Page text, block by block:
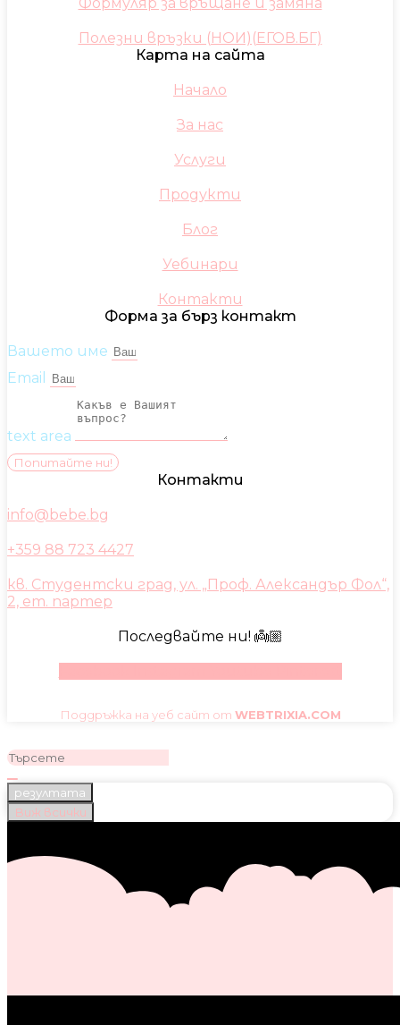
Формуляр за връщане и замяна
Полезни връзки (НОИ)(ЕГОВ.БГ)
Карта на сайта
Начало
За нас
Услуги
Продукти
Блог
Уебинари
Контакти
Форма за бърз контакт
Вашето име
Email
text area
Попитайте ни!
Контакти
info@bebe.bg
+359 88 723 4427
кв. Студентски град, ул. „Проф. Александър Фол“,
2, ет. партер
Последвайте ни! 👼🏼
Поддръжка на уеб сайт от WEBTRIXIA.COM
резултата
Виж всички